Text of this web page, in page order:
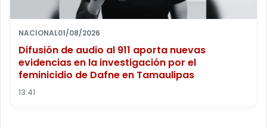
NACIONAL01/08/2026
Difusión de audio al 911 aporta nuevas
evidencias en la investigación por el
feminicidio de Dafne en Tamaulipas
13:41